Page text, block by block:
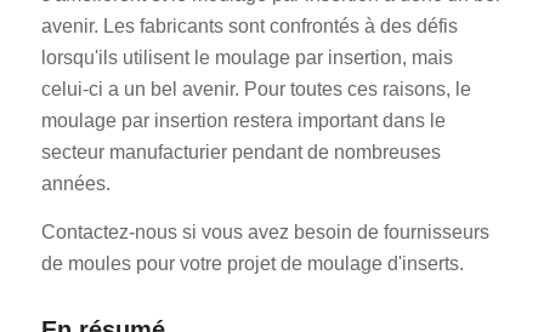
avenir. Les fabricants sont confrontés à des défis
lorsqu'ils utilisent le moulage par insertion, mais
celui-ci a un bel avenir. Pour toutes ces raisons, le
moulage par insertion restera important dans le
secteur manufacturier pendant de nombreuses
années.
Contactez-nous si vous avez besoin de fournisseurs
de moules pour votre projet de moulage d'inserts.